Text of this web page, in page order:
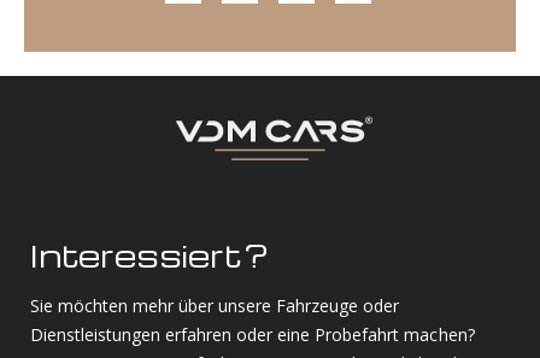
Interessiert?
Sie möchten mehr über unsere Fahrzeuge oder
Dienstleistungen erfahren oder eine Probefahrt machen?